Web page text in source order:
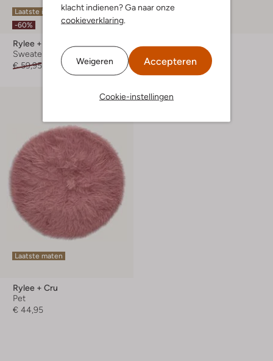
klacht indienen? Ga naar onze
cookieverklaring.
Weigeren Accepteren
Cookie-instellingen
Laatste item
-60%
Rylee + Cru
Sweater
€ 59,95
€ 23,99
Laatste item
Rylee + Cru
€ 39,95 € 15,99
Laatste maten
Rylee + Cru
Pet
€ 44,95